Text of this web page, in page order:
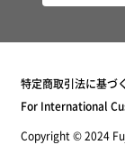
特定商取引法に基づ
For International
Copyright © 2024